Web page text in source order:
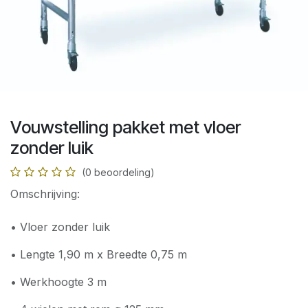
Vouwstelling pakket met vloer
zonder luik
(0 beoordeling)
Omschrijving:
• Vloer zonder luik
• Lengte 1,90 m x Breedte 0,75 m
• Werkhoogte 3 m